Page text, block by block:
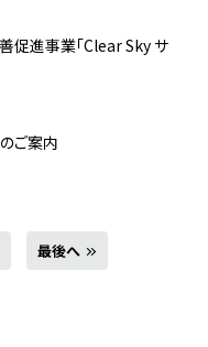
促進事業「Clear Sky サ
ご案内
最後へ